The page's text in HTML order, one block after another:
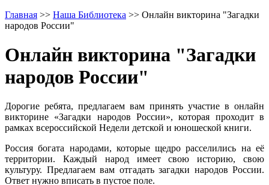
Главная >> Наша Библиотека >> Онлайн викторина "Загадки
народов России"
Онлайн викторина "Загадки
народов России"
Дорогие ребята, предлагаем вам принять участие в онлайн
викторине «Загадки народов России», которая проходит в
рамках всероссийской Недели детской и юношеской книги.
Россия богата народами, которые щедро расселились на её
территории. Каждый народ имеет свою историю, свою
культуру. Предлагаем вам отгадать загадки народов России.
Ответ нужно вписать в пустое поле.